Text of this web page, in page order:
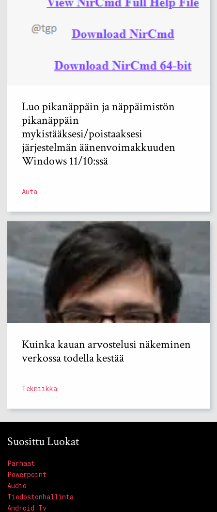
Luo pikanäppäin ja näppäimistön
pikanäppäin
mykistääksesi/poistaaksesi
järjestelmän äänenvoimakkuuden
Windows 11/10:ssä
Auta
Kuinka kauan arvostelusi näkeminen
verkossa todella kestää
Tekniikka
Suosittu Luokat
Parhaat
Powerpoint
Audio
Tiedostonhallinta
Android Tv